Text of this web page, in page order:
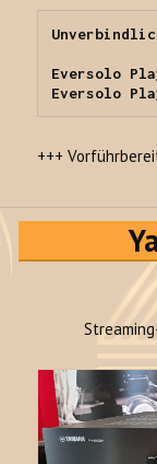
Eversolo
Eversolo
+++